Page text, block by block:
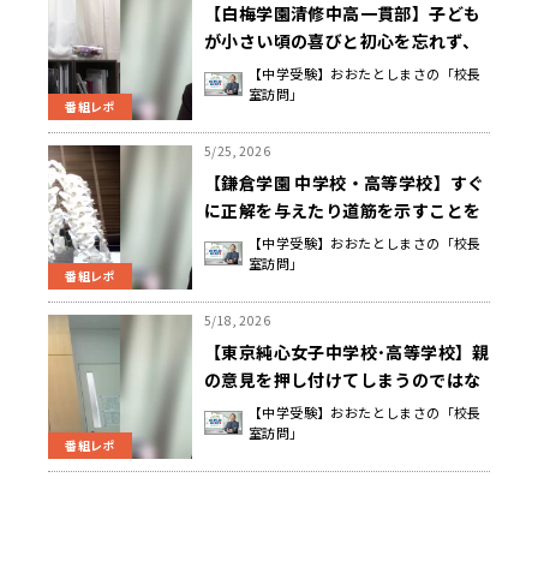
番組レポ
【白梅学園清修中高一貫部】子ども
が小さい頃の喜びと初心を忘れず、
他との競争ではなく、過去の自分か
らの成長に重きを置く 南 和男 校長
【中学受験】おおたとしまさの「校長
室訪問」
番組レポ
5/25, 2026
【鎌倉学園 中学校・高等学校】すぐ
に正解を与えたり道筋を示すことを
せず、愛情を持って見守ることで、
子どもなりの正解が出るまで待つ
【中学受験】おおたとしまさの「校長
室訪問」
番組レポ
5/18, 2026
【東京純心女子中学校･高等学校】親
の意見を押し付けてしまうのではな
く、対話を重ねながら、子どものあ
りのままを大切にする 森 扶二子 校
【中学受験】おおたとしまさの「校長
室訪問」